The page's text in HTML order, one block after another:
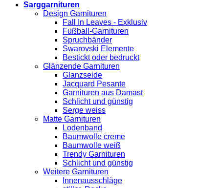
Sarggarnituren
Design Garnituren
Fall In Leaves - Exklusiv
Fußball-Garnituren
Spruchbänder
Swarovski Elemente
Bestickt oder bedruckt
Glänzende Garnituren
Glanzseide
Jacquard Pesante
Garnituren aus Damast
Schlicht und günstig
Serge weiss
Matte Garnituren
Lodenband
Baumwolle creme
Baumwolle weiß
Trendy Garnituren
Schlicht und günstig
Weitere Garnituren
Innenausschläge